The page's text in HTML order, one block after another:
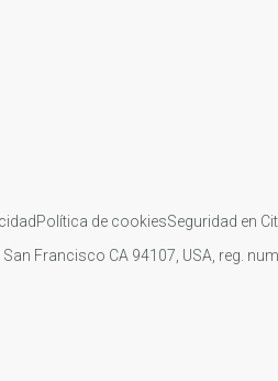
Política de cookiesSeguridad en
Francisco CA 94107, USA, reg.